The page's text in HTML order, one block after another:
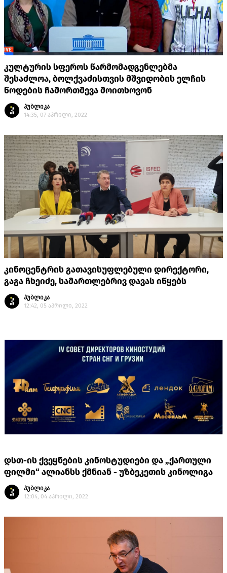
კულტურის სფეროს წარმომადგენლებმა
შესაძლოა, ბოლქვაძისთვის მშვიდობის ელჩის
წოდების ჩამორთმევა მოითხოვონ
პუბლიკა
14:35, 07 აპრილი, 2022
კინოცენტრის გათავისუფლებული დირექტორი,
გაგა ჩხეიძე, სამართლებრივ დავას იწყებს
პუბლიკა
12:42, 05 აპრილი, 2022
დსთ-ის ქვეყნების კინოსტუდიები და „ქართული
ფილმი“ ალიანსს ქმნიან - უზბეკეთის კინოლიგა
პუბლიკა
12:04, 04 აპრილი, 2022